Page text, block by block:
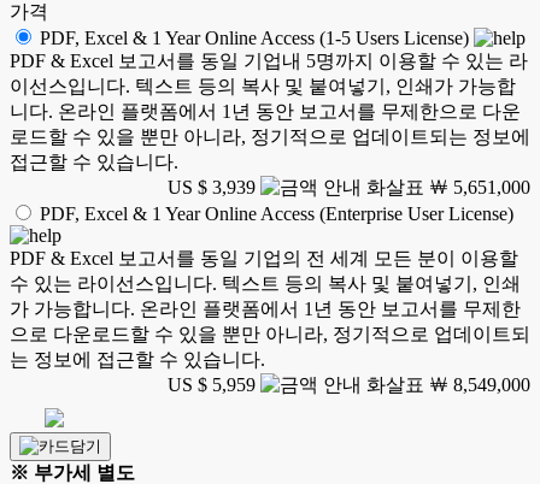
가격
PDF, Excel & 1 Year Online Access (1-5 Users License)
PDF & Excel 보고서를 동일 기업내 5명까지 이용할 수 있는 라
이선스입니다. 텍스트 등의 복사 및 붙여넣기, 인쇄가 가능합
니다. 온라인 플랫폼에서 1년 동안 보고서를 무제한으로 다운
로드할 수 있을 뿐만 아니라, 정기적으로 업데이트되는 정보에
접근할 수 있습니다.
US $ 3,939
￦ 5,651,000
PDF, Excel & 1 Year Online Access (Enterprise User License)
PDF & Excel 보고서를 동일 기업의 전 세계 모든 분이 이용할
수 있는 라이선스입니다. 텍스트 등의 복사 및 붙여넣기, 인쇄
가 가능합니다. 온라인 플랫폼에서 1년 동안 보고서를 무제한
으로 다운로드할 수 있을 뿐만 아니라, 정기적으로 업데이트되
는 정보에 접근할 수 있습니다.
US $ 5,959
￦ 8,549,000
※ 부가세 별도